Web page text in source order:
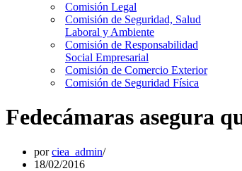
Comisión Legal
Comisión de Seguridad, Salud
Laboral y Ambiente
Comisión de Responsabilidad
Social Empresarial
Comisión de Comercio Exterior
Comisión de Seguridad Física
Fedecámaras asegura
porciea_admin
18/02/2016